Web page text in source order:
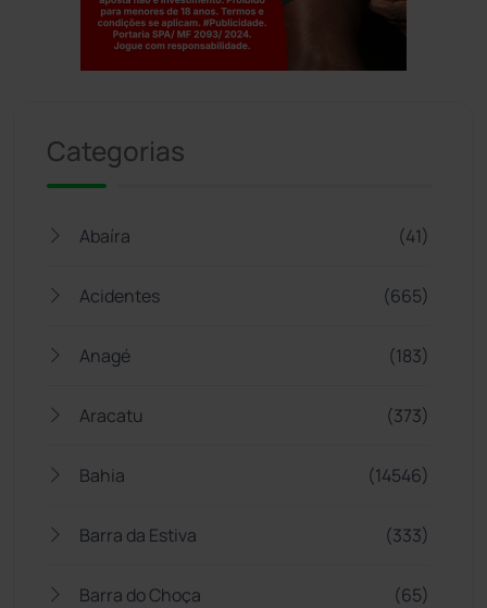
Categorias
Abaíra (41)
Acidentes (665)
Anagé (183)
Aracatu (373)
Bahia (14546)
Barra da Estiva (333)
Barra do Choça (65)